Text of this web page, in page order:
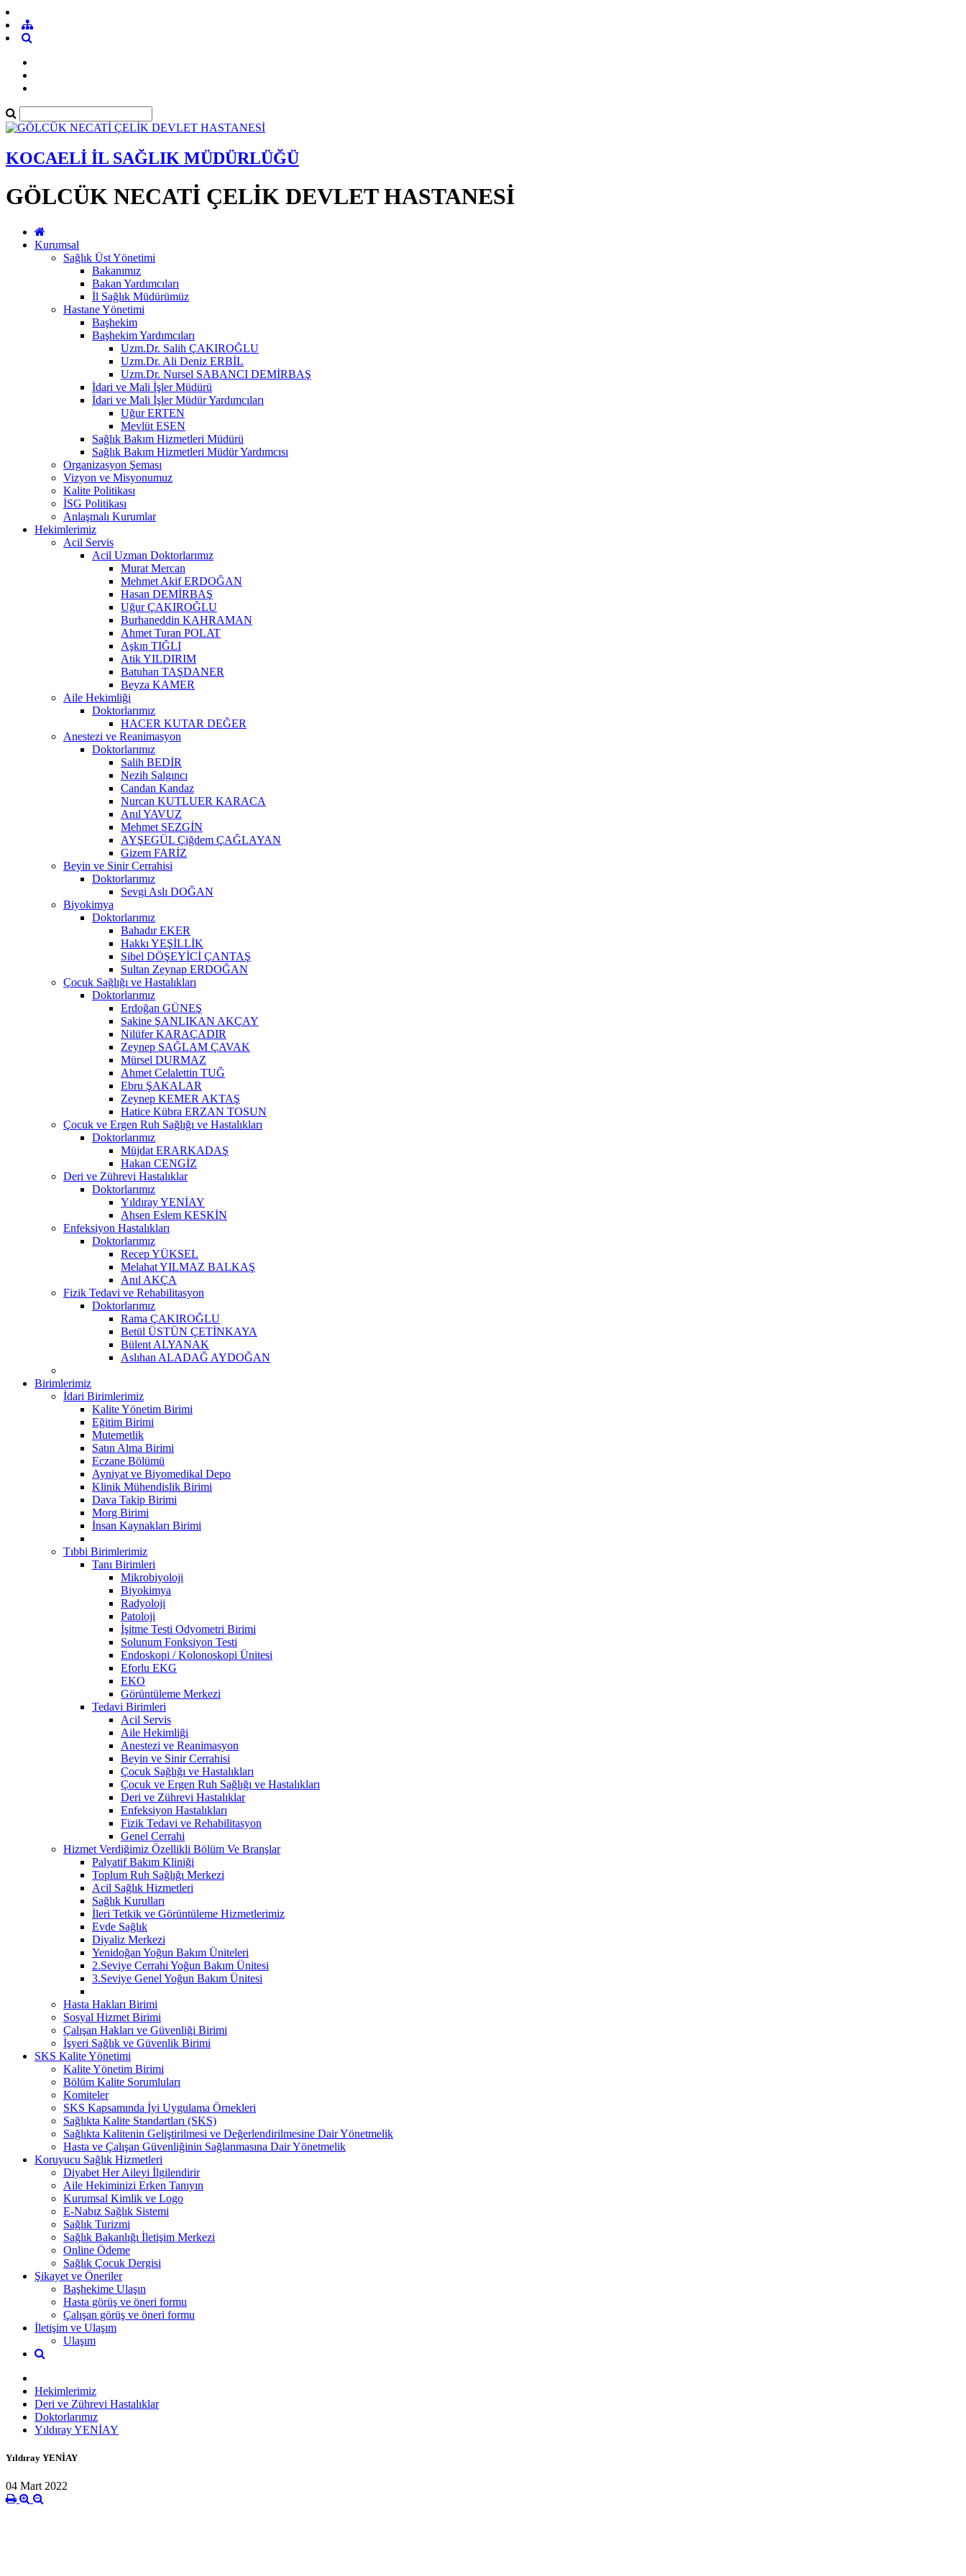
KOCAELİ İL SAĞLIK MÜDÜRLÜĞÜ
GÖLCÜK NECATİ ÇELİK DEVLET HASTANESİ
Kurumsal
Sağlık Üst Yönetimi
Bakanımız
Bakan Yardımcıları
İl Sağlık Müdürümüz
Hastane Yönetimi
Başhekim
Başhekim Yardımcıları
Uzm.Dr. Salih ÇAKIROĞLU
Uzm.Dr. Ali Deniz ERBİL
Uzm.Dr. Nursel SABANCI DEMİRBAŞ
İdari ve Mali İşler Müdürü
İdari ve Mali İşler Müdür Yardımcıları
Uğur ERTEN
Mevlüt ESEN
Sağlık Bakım Hizmetleri Müdürü
Sağlık Bakım Hizmetleri Müdür Yardımcısı
Organizasyon Şeması
Vizyon ve Misyonumuz
Kalite Politikası
İSG Politikası
Anlaşmalı Kurumlar
Hekimlerimiz
Acil Servis
Acil Uzman Doktorlarımız
Murat Mercan
Mehmet Akif ERDOĞAN
Hasan DEMİRBAŞ
Uğur ÇAKIROĞLU
Burhaneddin KAHRAMAN
Ahmet Turan POLAT
Aşkın TIĞLI
Atik YILDIRIM
Batuhan TAŞDANER
Beyza KAMER
Aile Hekimliği
Doktorlarımız
HACER KUTAR DEĞER
Anestezi ve Reanimasyon
Doktorlarımız
Salih BEDİR
Nezih Salgıncı
Candan Kandaz
Nurcan KUTLUER KARACA
Anıl YAVUZ
Mehmet SEZGİN
AYŞEGÜL Çiğdem ÇAĞLAYAN
Gizem FARİZ
Beyin ve Sinir Cerrahisi
Doktorlarımız
Sevgi Aslı DOĞAN
Biyokimya
Doktorlarımız
Bahadır EKER
Hakkı YEŞİLLİK
Sibel DÖŞEYİCİ ÇANTAŞ
Sultan Zeynap ERDOĞAN
Çocuk Sağlığı ve Hastalıkları
Doktorlarımız
Erdoğan GÜNEŞ
Sakine ŞANLIKAN AKÇAY
Nilüfer KARAÇADIR
Zeynep SAĞLAM ÇAVAK
Mürsel DURMAZ
Ahmet Celalettin TUĞ
Ebru ŞAKALAR
Zeynep KEMER AKTAŞ
Hatice Kübra ERZAN TOSUN
Çocuk ve Ergen Ruh Sağlığı ve Hastalıkları
Doktorlarımız
Müjdat ERARKADAŞ
Hakan CENGİZ
Deri ve Zührevi Hastalıklar
Doktorlarımız
Yıldıray YENİAY
Ahsen Eslem KESKİN
Enfeksiyon Hastalıkları
Doktorlarımız
Recep YÜKSEL
Melahat YILMAZ BALKAŞ
Anıl AKÇA
Fizik Tedavi ve Rehabilitasyon
Doktorlarımız
Rama ÇAKIROĞLU
Betül ÜSTÜN ÇETİNKAYA
Bülent ALYANAK
Aslıhan ALADAĞ AYDOĞAN
Birimlerimiz
İdari Birimlerimiz
Kalite Yönetim Birimi
Eğitim Birimi
Mutemetlik
Satın Alma Birimi
Eczane Bölümü
Ayniyat ve Biyomedikal Depo
Klinik Mühendislik Birimi
Dava Takip Birimi
Morg Birimi
İnsan Kaynakları Birimi
Tıbbi Birimlerimiz
Tanı Birimleri
Mikrobiyoloji
Biyokimya
Radyoloji
Patoloji
İşitme Testi Odyometri Birimi
Solunum Fonksiyon Testi
Endoskopi / Kolonoskopi Ünitesi
Eforlu EKG
EKO
Görüntüleme Merkezi
Tedavi Birimleri
Acil Servis
Aile Hekimliği
Anestezi ve Reanimasyon
Beyin ve Sinir Cerrahisi
Çocuk Sağlığı ve Hastalıkları
Çocuk ve Ergen Ruh Sağlığı ve Hastalıkları
Deri ve Zührevi Hastalıklar
Enfeksiyon Hastalıkları
Fizik Tedavi ve Rehabilitasyon
Genel Cerrahi
Hizmet Verdiğimiz Özellikli Bölüm Ve Branşlar
Palyatif Bakım Kliniği
Toplum Ruh Sağlığı Merkezi
Acil Sağlık Hizmetleri
Sağlık Kurulları
İleri Tetkik ve Görüntüleme Hizmetlerimiz
Evde Sağlık
Diyaliz Merkezi
Yenidoğan Yoğun Bakım Üniteleri
2.Seviye Cerrahi Yoğun Bakım Ünitesi
3.Seviye Genel Yoğun Bakım Ünitesi
Hasta Hakları Birimi
Sosyal Hizmet Birimi
Çalışan Hakları ve Güvenliği Birimi
İşyeri Sağlık ve Güvenlik Birimi
SKS Kalite Yönetimi
Kalite Yönetim Birimi
Bölüm Kalite Sorumluları
Komiteler
SKS Kapsamında İyi Uygulama Örnekleri
Sağlıkta Kalite Standartları (SKS)
Sağlıkta Kalitenin Geliştirilmesi ve Değerlendirilmesine Dair Yönetmelik
Hasta ve Çalışan Güvenliğinin Sağlanmasına Dair Yönetmelik
Koruyucu Sağlık Hizmetleri
Diyabet Her Aileyi İlgilendirir
Aile Hekiminizi Erken Tanıyın
Kurumsal Kimlik ve Logo
E-Nabız Sağlık Sistemi
Sağlık Turizmi
Sağlık Bakanlığı İletişim Merkezi
Online Ödeme
Sağlık Çocuk Dergisi
Şikayet ve Öneriler
Başhekime Ulaşın
Hasta görüş ve öneri formu
Çalışan görüş ve öneri formu
İletişim ve Ulaşım
Ulaşım
Hekimlerimiz
Deri ve Zührevi Hastalıklar
Doktorlarımız
Yıldıray YENİAY
Yıldıray YENİAY
04 Mart 2022